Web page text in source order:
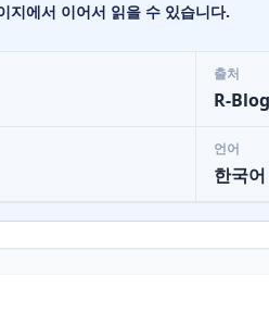
지에서 이어서 읽을 수 있습니다.
출처
R-
언어
한국어